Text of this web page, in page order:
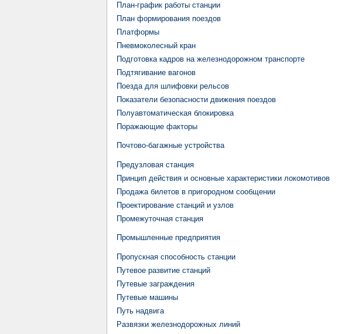
План-график работы станции
План формирования поездов
Платформы
Пневмоколесный кран
Подготовка кадров на железнодорожном транспорте
Подтягивание вагонов
Поезда для шлифовки рельсов
Показатели безопасности движения поездов
Полуавтоматическая блокировка
Поражающие факторы
Почтово-багажные устройства
Предузловая станция
Принцип действия и основные характеристики локомотивов
Продажа билетов в пригородном сообщении
Проектирование станций и узлов
Промежуточная станция
Промышленные предприятия
Пропускная способность станции
Путевое развитие станций
Путевые заграждения
Путевые машины
Путь надвига
Развязки железнодорожных линий